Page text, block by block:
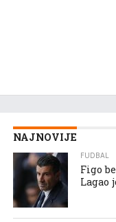
NAJNOVIJE
FUDBAL
Figo
Lagao